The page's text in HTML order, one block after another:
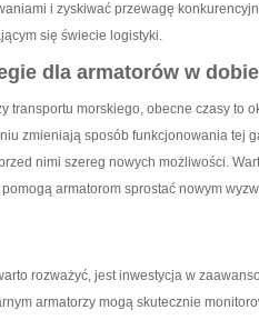
i zyskiwać przewagę
się świecie logistyki.
dla armatorów w
transportu morskiego, obecne czasy to
zmieniają sposób funkcjonowania tej
nimi szereg nowych możliwości.
armatorom sprostać‍ nowym
rozważyć, ​jest inwestycja w
armatorzy mogą skutecznie